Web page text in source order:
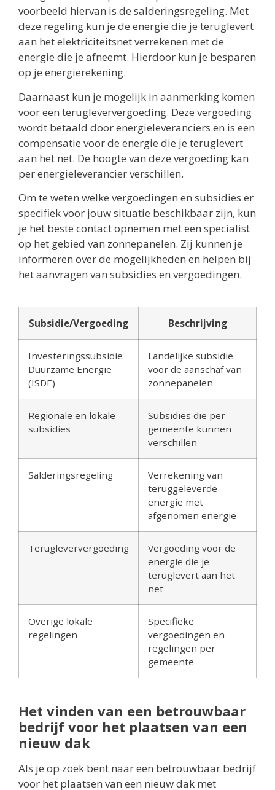
voorbeeld hiervan is de salderingsregeling. Met
deze regeling kun je de energie die je teruglevert
aan het elektriciteitsnet verrekenen met de
energie die je afneemt. Hierdoor kun je besparen
op je energierekening.
Daarnaast kun je mogelijk in aanmerking komen
voor een terugleververgoeding. Deze vergoeding
wordt betaald door energieleveranciers en is een
compensatie voor de energie die je teruglevert
aan het net. De hoogte van deze vergoeding kan
per energieleverancier verschillen.
Om te weten welke vergoedingen en subsidies er
specifiek voor jouw situatie beschikbaar zijn, kun
je het beste contact opnemen met een specialist
op het gebied van zonnepanelen. Zij kunnen je
informeren over de mogelijkheden en helpen bij
het aanvragen van subsidies en vergoedingen.
Subsidie/Vergoeding Beschrijving
Investeringssubsidie
Duurzame Energie
(ISDE)
Landelijke subsidie
voor de aanschaf van
zonnepanelen
Regionale en lokale
subsidies
Subsidies die per
gemeente kunnen
verschillen
Salderingsregeling
Verrekening van
teruggeleverde
energie met
afgenomen energie
Terugleververgoeding
Vergoeding voor de
energie die je
teruglevert aan het
net
Overige lokale
regelingen
Specifieke
vergoedingen en
regelingen per
gemeente
Het vinden van een betrouwbaar
bedrijf voor het plaatsen van een
nieuw dak
Als je op zoek bent naar een betrouwbaar bedrijf
voor het plaatsen van een nieuw dak met